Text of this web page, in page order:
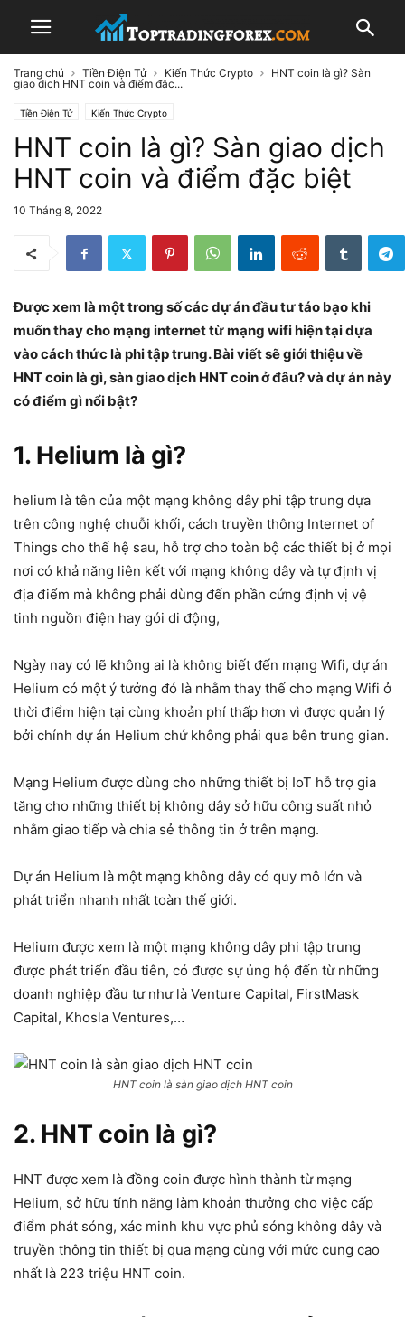
Trang chủ Tiền Điện Tử Kiến Thức Crypto
HNT coin là gì? Sàn
giao dịch HNT coin và điểm đặc...
Tiền Điện Tử Kiến Thức Crypto
HNT coin là gì? Sàn giao dịch
HNT coin và điểm đặc biệt
10 Tháng 8, 2022
Được xem là một trong số các dự án đầu tư táo bạo khi
muốn thay cho mạng internet từ mạng wifi hiện tại dựa
vào cách thức là phi tập trung. Bài viết sẽ giới thiệu về
HNT coin là gì, sàn giao dịch HNT coin ở đâu? và dự án này
có điểm gì nổi bật?
1. Helium là gì?
helium là tên của một mạng không dây phi tập trung dựa
trên công nghệ chuỗi khối, cách truyền thông Internet of
Things cho thế hệ sau, hỗ trợ cho toàn bộ các thiết bị ở mọi
nơi có khả năng liên kết với mạng không dây và tự định vị
địa điểm mà không phải dùng đến phần cứng định vị vệ
tinh nguồn điện hay gói di động,
Ngày nay có lẽ không ai là không biết đến mạng Wifi, dự án
Helium có một ý tưởng đó là nhằm thay thế cho mạng Wifi ở
thời điểm hiện tại cùng khoản phí thấp hơn vì được quản lý
bởi chính dự án Helium chứ không phải qua bên trung gian.
Mạng Helium được dùng cho những thiết bị IoT hỗ trợ gia
tăng cho những thiết bị không dây sở hữu công suất nhỏ
nhằm giao tiếp và chia sẻ thông tin ở trên mạng.
Dự án Helium là một mạng không dây có quy mô lớn và
phát triển nhanh nhất toàn thế giới.
Helium được xem là một mạng không dây phi tập trung
được phát triển đầu tiên, có được sự ủng hộ đến từ những
doanh nghiệp đầu tư như là Venture Capital, FirstMask
Capital, Khosla Ventures,…
HNT coin là sàn giao dịch HNT coin
2. HNT coin là gì?
HNT được xem là đồng coin được hình thành từ mạng
Helium, sở hữu tính năng làm khoản thưởng cho việc cấp
điểm phát sóng, xác minh khu vực phủ sóng không dây và
truyền thông tin thiết bị qua mạng cùng với mức cung cao
nhất là 223 triệu HNT coin.